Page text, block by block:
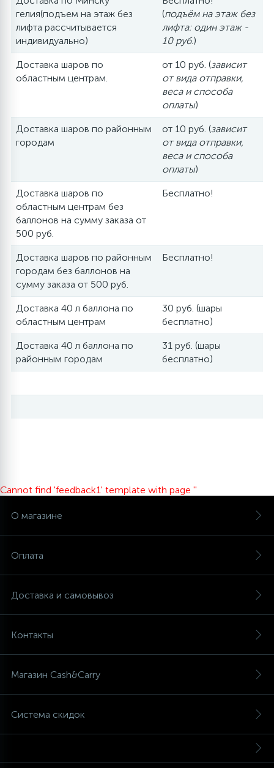
гелия(подъем на этаж без
лифта рассчитывается
индивидуально)
(подъём на этаж без
лифта: один этаж -
10 руб.)
Доставка шаров по
областным центрам.
от 10 руб. (зависит
от вида отправки,
веса и способа
оплаты)
Доставка шаров по районным
городам
от 10 руб. (зависит
от вида отправки,
веса и способа
оплаты)
Доставка шаров по
областным центрам без
баллонов на сумму заказа от
500 руб.
Бесплатно!
Доставка шаров по районным
городам без баллонов на
сумму заказа от 500 руб.
Бесплатно!
Доставка 40 л баллона по
областным центрам
30 руб. (шары
бесплатно)
Доставка 40 л баллона по
районным городам
31 руб. (шары
бесплатно)
Cannot find 'feedback1' template with page ''
О магазине
Оплата
Доставка и самовывоз
Контакты
Магазин Cash&Carry
Система скидок